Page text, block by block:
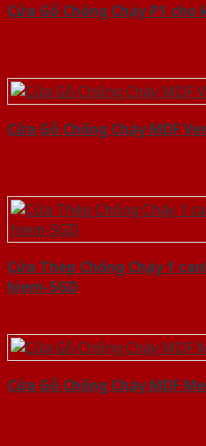
Cửa Gỗ Chống Cháy P1 cho
Cửa Gỗ Chống Cháy MDF
Cửa Thép Chống Cháy 1
hiem-SGD
Cửa Gỗ Chống Cháy MDF